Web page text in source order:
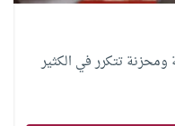
تتكرر في الكثير